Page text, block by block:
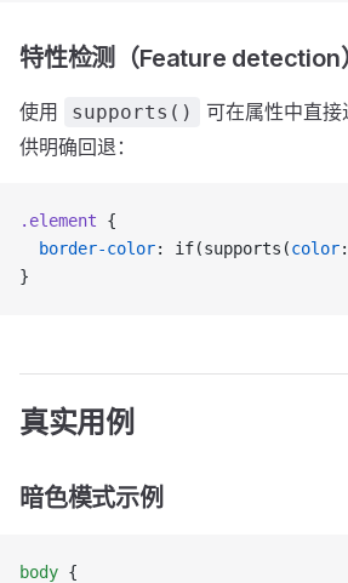
特性检测（Feature detection
使用 supports()
可在属性中直
供明确回退：
.element {
  border-color
: if(supports(color:
}
真实用例
暗色模式示例
body {